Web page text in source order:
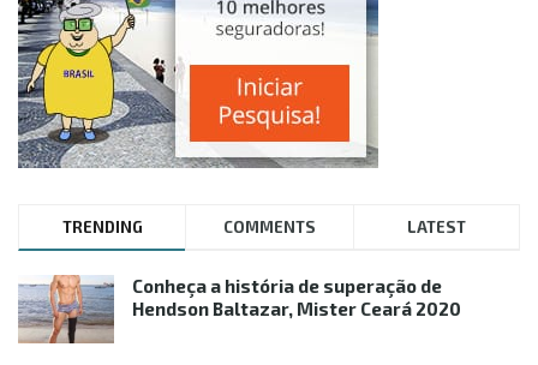
TRENDING COMMENTS LATEST
Conheça a história de superação de
Hendson Baltazar, Mister Ceará 2020